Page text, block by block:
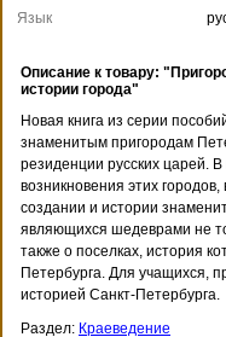
Язык
Описание к товару:
истории города"
Новая книга из серии
знаменитым пригородам
резиденции русских царей.
возникновения этих
создании и истории
являющихся шедеврами не
также о поселках, история
Петербурга. Для учащихся,
историей Санкт-Петербурга.
Раздел: Краеведение